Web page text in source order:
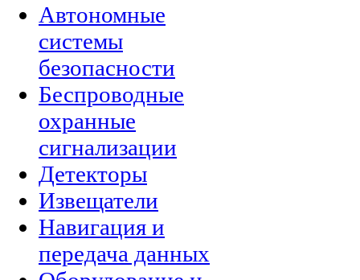
Автономные
системы
безопасности
Беспроводные
охранные
сигнализации
Детекторы
Извещатели
Навигация и
передача данных